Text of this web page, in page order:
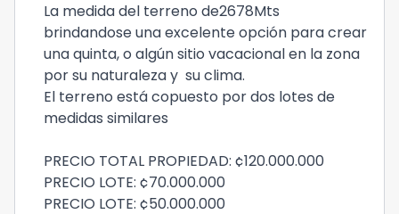
La medida del terreno de2678Mts
brindandose una excelente opción para crear
una quinta, o algún sitio vacacional en la zona
por su naturaleza y su clima.
El terreno está copuesto por dos lotes de
medidas similares
PRECIO TOTAL PROPIEDAD: ¢120.000.000
PRECIO LOTE: ¢70.000.000
PRECIO LOTE: ¢50.000.000